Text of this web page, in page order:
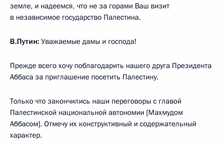
земле, и надеемся, что не за горами Ваш визит
в независимое государство Палестина.
В.Путин: Уважаемые дамы и господа!
Прежде всего хочу поблагодарить нашего друга Президента
Аббаса за приглашение посетить Палестину.
Только что закончились наши переговоры с главой
Палестинской национальной автономии [Махмудом
Аббасом]. Отмечу их конструктивный и содержательный
характер.